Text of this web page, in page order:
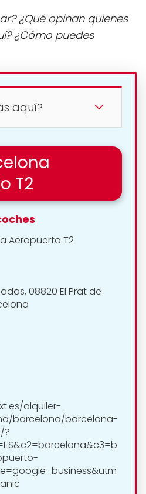
¿Qué opinan quienes
¿Cómo puedes
aquí?
T2
Aeropuerto T2
08820 El Prat de
alquiler-
barcelona/barcelona-
?